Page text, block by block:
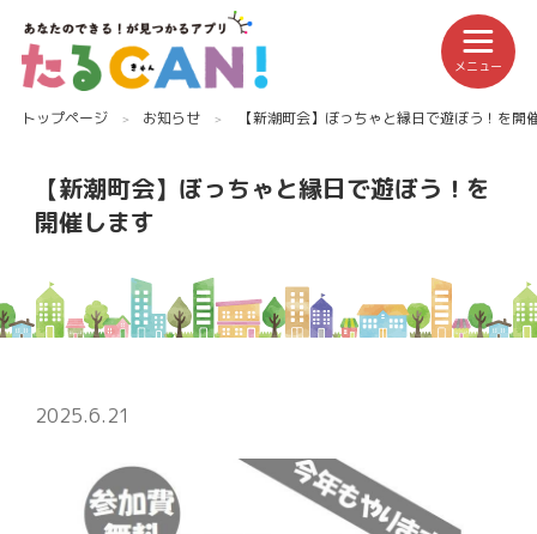
トップページ お知らせ 【新潮町会】ぼっちゃと縁日で遊ぼう！を開
【新潮町会】ぼっちゃと縁日で遊ぼう！を
開催します
2025.6.21
メニュー